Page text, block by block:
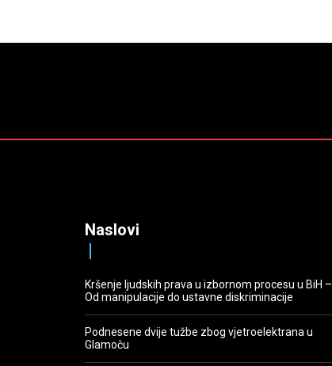
Naslovi
Kršenje ljudskih prava u izbornom procesu u BiH –
Od manipulacije do ustavne diskriminacije
Podnesene dvije tužbe zbog vjetroelektrana u
Glamoču